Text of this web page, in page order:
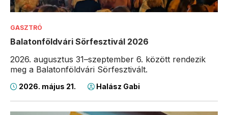
GASZTRÓ
Balatonföldvári Sörfesztivál 2026
2026. augusztus 31–szeptember 6. között rendezik
meg a Balatonföldvári Sörfesztivált.
2026. május 21. Halász Gabi